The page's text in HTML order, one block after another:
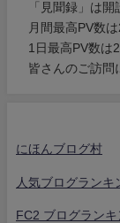
「見聞録」は
月間最高PV数
1日最高PV数は
皆さんのご訪問
にほんブログ村
人気ブログランキ
FC2 ブログランキ